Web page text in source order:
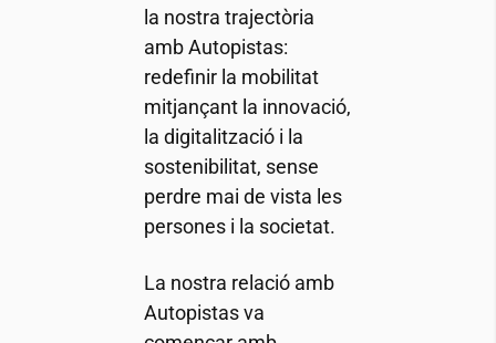
la nostra trajectòria
amb Autopistas:
redefinir la mobilitat
mitjançant la innovació,
la digitalització i la
sostenibilitat, sense
perdre mai de vista les
persones i la societat.
La nostra relació amb
Autopistas va